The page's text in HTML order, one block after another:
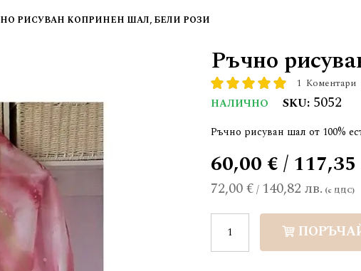
РИСУВАН КОПРИНЕН ШАЛ, БЕЛИ РОЗИ
Ръчно
рейтинг: 1 Коментари
НАЛИЧНО SKU 5052
Ръчно рисуван шал от 100%
72,00 €/ 140,82 лв.
60,00 € / 117,35